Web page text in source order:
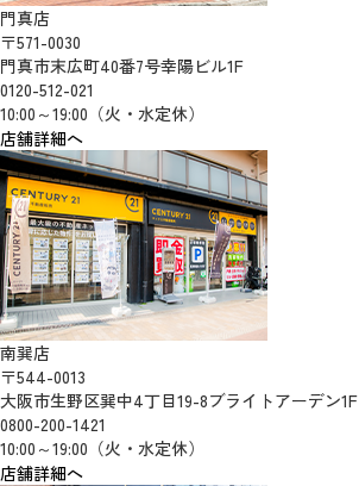
門真店
〒571-0030
門真市末広町40番7号幸陽ビル1F
0120-512-021
10:00～19:00（火・水定休）
店舗詳細へ
南巽店
〒544-0013
大阪市生野区巽中4丁目19-8ブライトアーデン1F
0800-200-1421
10:00～19:00（火・水定休）
店舗詳細へ